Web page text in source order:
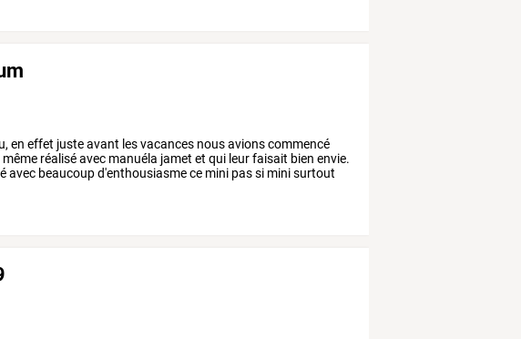
en effet justeavant lesvacances nousavionscommencé
même réaliséavec manuéla jamet et qui leurfaisait bien envie.
avec beaucoupd'enthousiasmece mini passi minisurtout